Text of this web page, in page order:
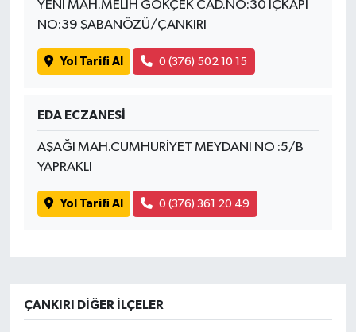
YENİ MAH.MELİH GÖKÇEK CAD.NO:30 İÇKAPI
NO:39 ŞABANÖZÜ/ÇANKIRI
Yol Tarifi Al 0 (376) 502 10 15
EDA ECZANESİ
AŞAĞI MAH.CUMHURİYET MEYDANI NO :5/B
YAPRAKLI
Yol Tarifi Al 0 (376) 361 20 49
ÇANKIRI DIĞER İLÇELER